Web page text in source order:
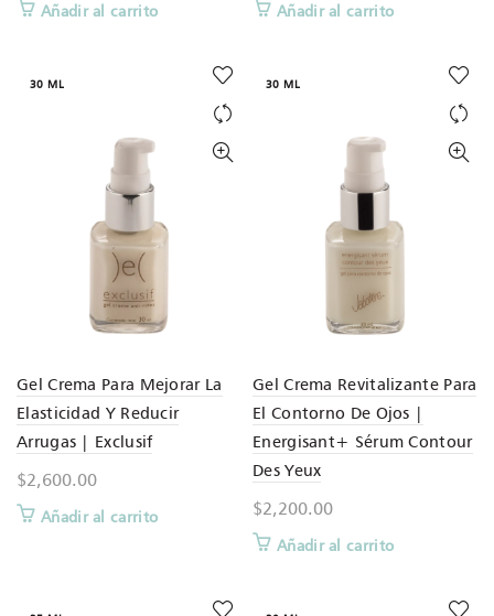
Añadir al carrito Añadir al carrito
30 ML
Gel Crema Para Mejorar La
Elasticidad Y Reducir
Arrugas | Exclusif
$2,600.00
Añadir al carrito
30 ML
Gel Crema Revitalizante Para
El Contorno De Ojos |
Energisant+ Sérum Contour
Des Yeux
$2,200.00
Añadir al carrito